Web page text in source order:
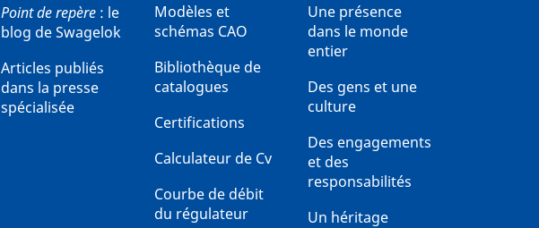
Point de repère : le
blog de Swagelok
Articles publiés
dans la presse
spécialisée
Modèles et
schémas CAO
Bibliothèque de
catalogues
Certifications
Calculateur de Cv
Courbe de débit
du régulateur
Une présence
dans le monde
entier
Des gens et une
culture
Des engagements
et des
responsabilités
Un héritage